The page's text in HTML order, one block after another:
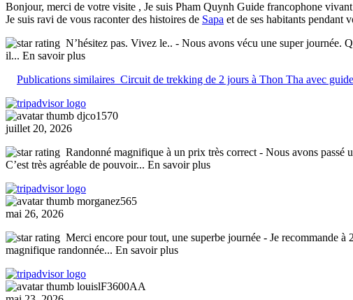
Bonjour, merci de votre visite , Je suis Pham Quynh Guide francophone
Je suis ravi de vous raconter des histoires de Sapa et de ses habitants pendant
N’hésitez pas. Vivez le.. - Nous avons vécu une super journée.
il... En savoir plus
Publications similaires Circuit de trekking de 2 jours à Thon Tha avec
djco1570
juillet 20, 2026
Randonné magnifique à un prix très correct - Nous avons passé
C’est très agréable de pouvoir... En savoir plus
morganez565
mai 26, 2026
Merci encore pour tout, une superbe journée - Je recommande à
magnifique randonnée... En savoir plus
louislF3600AA